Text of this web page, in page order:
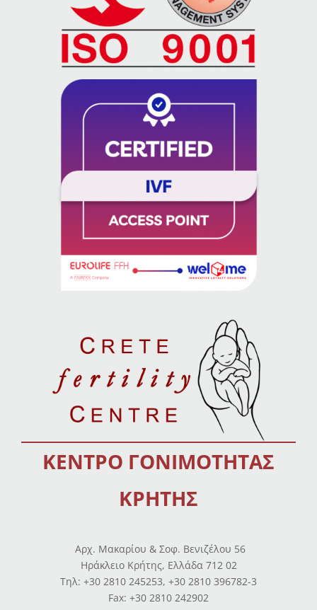
ΚΕΝΤΡΟ ΓΟΝΙΜΟΤΗΤΑΣ
ΚΡΗΤΗΣ
Αρχ. Μακαρίου & Σοφ. Βενιζέλου 56
Ηράκλειο Κρήτης, Ελλάδα 712 02
Tηλ: +30 2810 245253, +30 2810 396782-3
Fax: +30 2810 242902